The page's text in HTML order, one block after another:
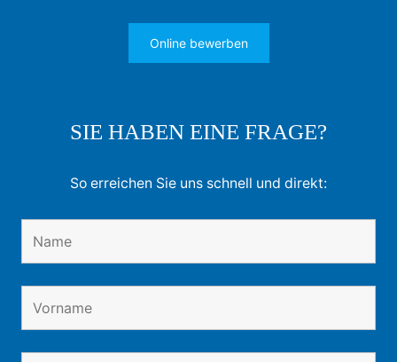
Online bewerben
SIE HABEN EINE FRAGE?
So erreichen Sie uns schnell und direkt: